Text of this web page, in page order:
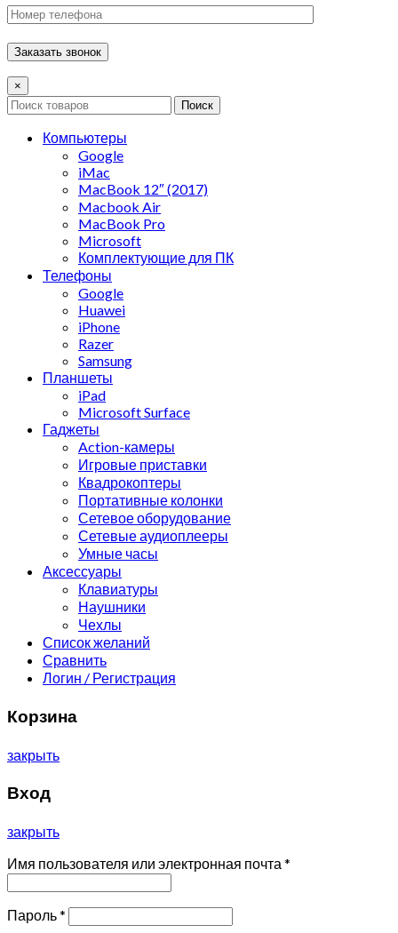
×
Поиск
Компьютеры
Google
iMac
MacBook 12″ (2017)
Macbook Air
MacBook Pro
Microsoft
Комплектующие для ПК
Телефоны
Google
Huawei
iPhone
Razer
Samsung
Планшеты
iPad
Microsoft Surface
Гаджеты
Action-камеры
Игровые приставки
Квадрокоптеры
Портативные колонки
Сетевое оборудование
Сетевые аудиоплееры
Умные часы
Аксессуары
Клавиатуры
Наушники
Чехлы
Список желаний
Сравнить
Логин / Регистрация
Корзина
закрыть
Вход
закрыть
Имя пользователя или электронная почта *
Пароль*